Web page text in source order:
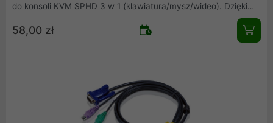
do konsoli KVM SPHD 3 w 1 (klawiatura/mysz/wideo). Dzięki
stosowaniu kompatybilnych urządzeń firmy ATEN zapewniamy
pewność i jakość połączeń.
58,00 zł